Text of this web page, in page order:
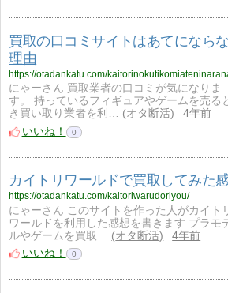
買取の口コミサイトはあてになら
理由
https://otadankatu.com/
にゃーさん 買取業者の口コミが気になりま
す。 持っているフィギュアやゲームを売る
き買い取り業者を利…
オタ断活
4年前
いいね！
0
カイトリワールドで買取してみた
https://otadankatu.com/kaitoriwarudoriyou/
にゃーさん このサイトを作った人がカイト
ワールドを利用した感想を書きます プラモ
ルやゲームを買取…
オタ断活
4年前
いいね！
0